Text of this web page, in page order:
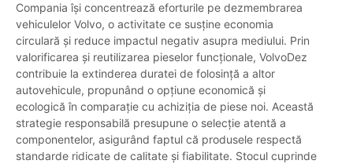
Compania își concentrează eforturile pe dezmembrarea
vehiculelor Volvo, o activitate ce susține economia
circulară și reduce impactul negativ asupra mediului. Prin
valorificarea și reutilizarea pieselor funcționale, VolvoDez
contribuie la extinderea duratei de folosință a altor
autovehicule, propunând o opțiune economică și
ecologică în comparație cu achiziţia de piese noi. Această
strategie responsabilă presupune o selecție atentă a
componentelor, asigurând faptul că produsele respectă
standarde ridicate de calitate și fiabilitate. Stocul cuprinde